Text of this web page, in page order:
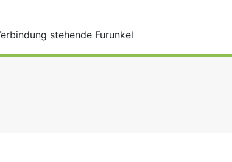
stehende Furunkel